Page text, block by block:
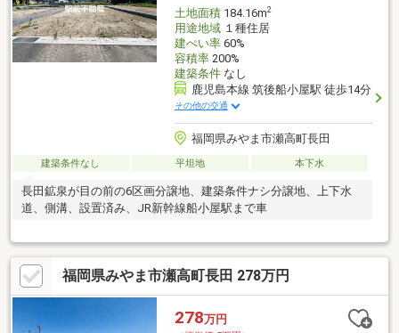
土地面積184.16m2
用途地域１種住居
建ぺい率60%
容積率200%
建築条件なし
鹿児島本線 筑後船小屋駅 徒歩14分
その他の交通
福岡県みやま市瀬高町長田
建築条件なし 平坦地 本下水
長田鉱泉が目の前の6区画分譲地、建築条件ナシ分譲地、上下水
道、側溝、設置済み、JR新幹線船小屋駅まで車
福岡県みやま市瀬高町長田 278万円
278万円